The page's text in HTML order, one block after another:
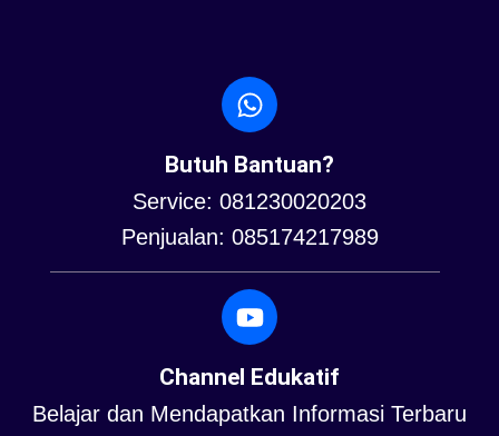
Butuh Bantuan?
Service: 081230020203
Penjualan: 085174217989
Channel Edukatif
Belajar dan Mendapatkan Informasi Terbaru